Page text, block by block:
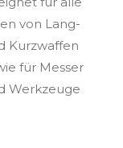
von Lang-
Kurzwaffen
für Messer
Werkzeuge